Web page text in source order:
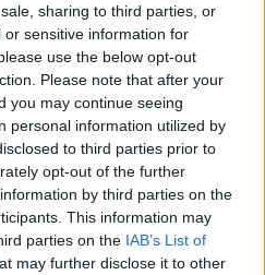
sharing to third parties, or
sensitive information for
use the below opt-out
Please note that after your
you may continue seeing
personal information utilized by
to third parties prior to
opt-out of the further
by third parties on the
This information may
parties on the IAB’s List of
may further disclose it to other
a STRAND Fesztivál K&H ...